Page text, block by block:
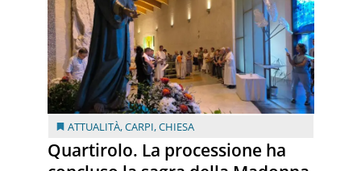
ATTUALITÀ,CARPI,CHIESA
Quartirolo. La processione ha